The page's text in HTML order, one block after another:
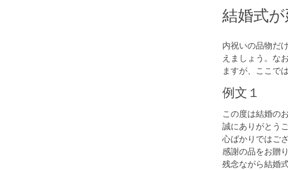
結婚式
内祝いの品物だ
えましょう。な
ますが、ここで
例文１
この度は結婚の
誠にありがとう
心ばかりではご
感謝の品をお贈
残念ながら結婚